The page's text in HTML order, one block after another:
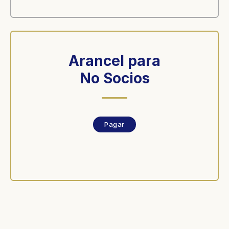
Arancel para
No Socios
Pagar